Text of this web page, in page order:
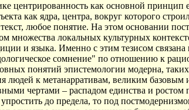
центрированность как основной
как ядра, центра, вокруг которого
любое понятие. На этом основании
множества локальных культурных
и языка. Именно с этим тезисом
сомнение" по отношению к
понятий эпистемологии модерна,
людей к метанарративам, великим
чертами – распадом единства и
до предела, то под